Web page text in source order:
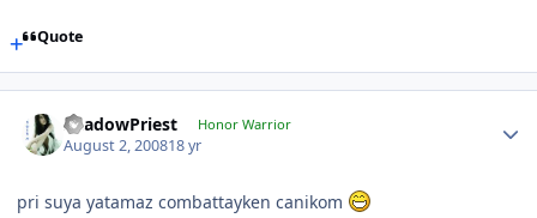
Quote
ShadowPriest Honor Warrior
August 2, 200818 yr
pri suya yatamaz combattayken canikom